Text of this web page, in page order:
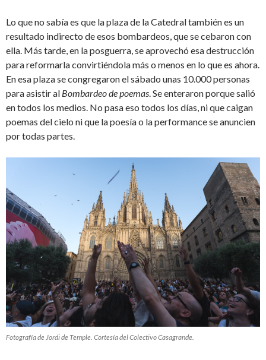
Lo que no sabía es que la plaza de la Catedral también es un
resultado indirecto de esos bombardeos, que se cebaron con
ella. Más tarde, en la posguerra, se aprovechó esa destrucción
para reformarla convirtiéndola más o menos en lo que es ahora.
En esa plaza se congregaron el sábado unas 10.000 personas
para asistir al Bombardeo de poemas. Se enteraron porque salió
en todos los medios. No pasa eso todos los días, ni que caigan
poemas del cielo ni que la poesía o la performance se anuncien
por todas partes.
Fotografía de Jordi de Temple. Cortesía del Colectivo Casagrande.